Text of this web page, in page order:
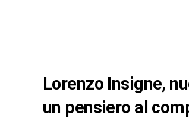
Lorenzo Insigne,
un pensiero al